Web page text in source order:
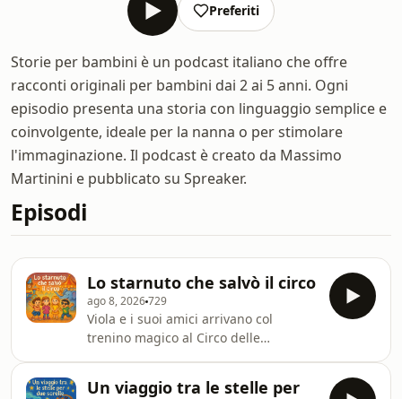
Preferiti
Storie per bambini è un podcast italiano che offre
racconti originali per bambini dai 2 ai 5 anni. Ogni
episodio presenta una storia con linguaggio semplice e
coinvolgente, ideale per la nanna o per stimolare
l'immaginazione. Il podcast è creato da Massimo
Martinini e pubblicato su Spreaker.
Episodi
Lo starnuto che salvò il circo
ago 8, 2026729
Viola e i suoi amici arrivano col
trenino magico al Circo delle
distratto, ha dimenticato di caricarla.
Un viaggio tra le stelle per